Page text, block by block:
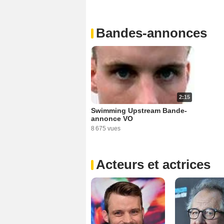
Bandes-annonces
2:15
Swimming Upstream Bande-
annonce VO
8 675 vues
Acteurs et actrices